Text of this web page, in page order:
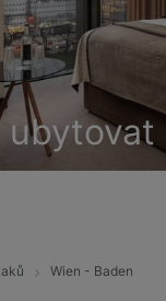
ubytovat
Wien - Baden